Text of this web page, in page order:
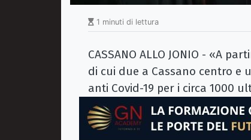
1 minuti di lettura
CASSANO ALLO JONIO - «A
di cui due a Cassano centro e
anti Covid-19 per i circa 1000